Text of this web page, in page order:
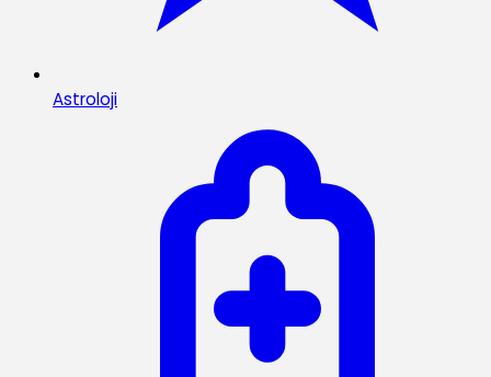
Astroloji